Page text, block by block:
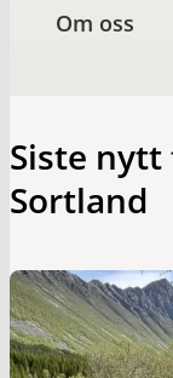
Om oss
Siste
Sortland